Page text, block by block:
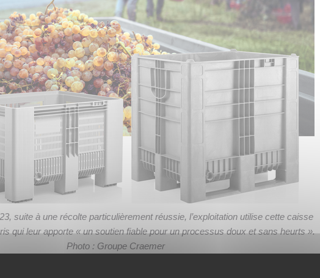
suite à une récolte particulièrement réussie, l’exploitation utilise cette caisse
qui leur apporte « un soutien fiable pour un processus doux et sans heurts ».
Photo : Groupe Craemer